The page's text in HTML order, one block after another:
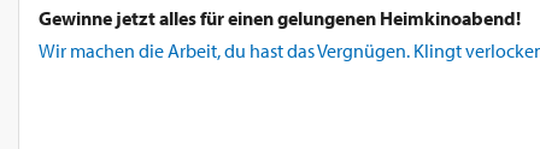
Gewinne jetzt alles für einen gelungenen Heimkinoabend!
Wir machen die Arbeit, du hast das Vergnügen. Klingt